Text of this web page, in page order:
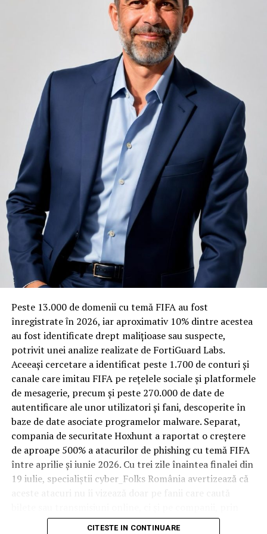
Zgomotul pașilor din camera de sus sau din coridorul
adiacent rămâne una dintre cele mai frecvente
nemulțumiri semnalate de oaspeți în recenziile online,
chiar și la unități altfel apreciate pentru servicii și
locație. De multe ori, oaspeții nu identifică pardoseala
drept sursa reală a problemei, ci descriu simplu senzația
de spațiu zgomotos sau agitat.
Pardoseala joacă un rol important în absorbția acestor
sunete, mai ales în zonele de trecere frecventă dintre
cameră și baie sau dintre pat și fereastră. Un material cu
proprietăți fonoabsorbante bune reduce transmiterea
zgomotului către camerele vecine și către etajele
inferioare, un aspect esențial mai ales în clădirile mai
vechi, cu structuri care nu au fost proiectate inițial
pentru izolare fonică performantă.
Rotația rapidă a oaspeților cere
materiale rezistente
Spre diferență de o locuință obișnuită, o cameră de hotel
trece printr-un ciclu de utilizare intensă: oaspeți diferiți,
bagaje trase pe roți, curățenie zilnică, uneori mai multe
rezervări consecutive în aceeași săptămână. Această
frecvență ridicată de utilizare pune presiune reală pe
orice suprafață, iar pardoseala este printre primele
elemente afectate vizibil, mai ales în zona din jurul
patului și a ușii de acces.
În etapa de renovare sau construcție, administratorii
care iau în calcul mocheta trafic intens
pentru zonele
cu rotație mare reduc riscul de uzură prematură și de
decolorare vizibilă în punctele de trecere frecventă. Este
o decizie care ține mai puțin de stil și mai mult de
după primele sezoane de utilizare intensă.
Peste 13.000 de domenii cu temă FIFA au fost
înregistrate ȋn 2026, iar aproximativ 10% dintre acestea
au fost identificate drept malițioase sau suspecte,
potrivit unei analize realizate de FortiGuard Labs.
Aceeași cercetare a identificat peste 1.700 de conturi și
canale care imitau FIFA pe rețelele sociale și platformele
de mesagerie, precum și peste 270.000 de date de
autentificare ale unor utilizatori și fani, descoperite în
baze de date asociate programelor malware. Separat,
compania de securitate Hoxhunt a raportat o creștere
de aproape 500% a atacurilor de phishing cu temă FIFA
între aprilie și iunie 2026. Cu trei zile înaintea finalei din
19 iulie, specialiștii cyber_Folks România avertizează că
conturile, dispozitivele și infrastructura digitală
CITESTE IN CONTINUARE